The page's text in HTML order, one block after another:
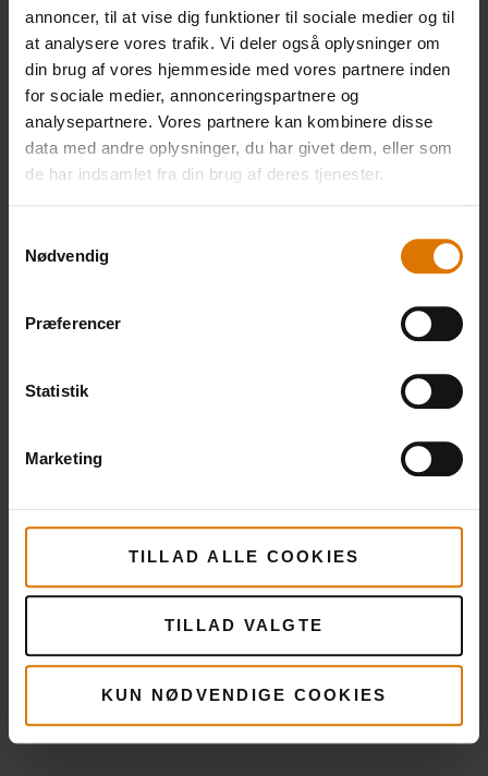
annoncer, til at vise dig funktioner til sociale medier og til
at analysere vores trafik. Vi deler også oplysninger om
din brug af vores hjemmeside med vores partnere inden
for sociale medier, annonceringspartnere og
analysepartnere. Vores partnere kan kombinere disse
data med andre oplysninger, du har givet dem, eller som
de har indsamlet fra din brug af deres tjenester.
Nødvendig
Præferencer
Statistik
Marketing
TILLAD ALLE COOKIES
TILLAD VALGTE
KUN NØDVENDIGE COOKIES
Gør det nemt
Anbefalet tilbehør
Premium-
Forklæde
salt- og
199,00
Se
mere